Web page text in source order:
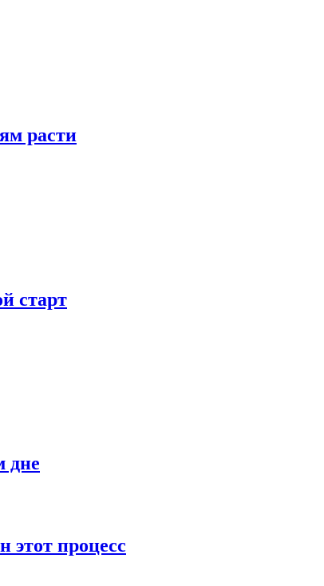
расти
старт
дне
этот процесс